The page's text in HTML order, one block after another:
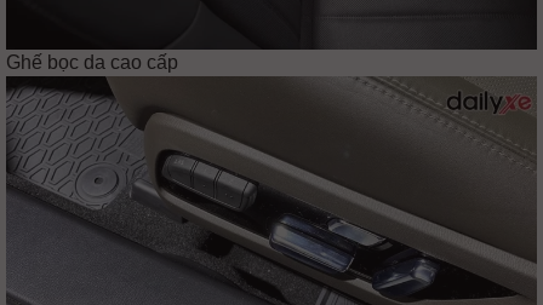
Ghế bọc da cao cấp